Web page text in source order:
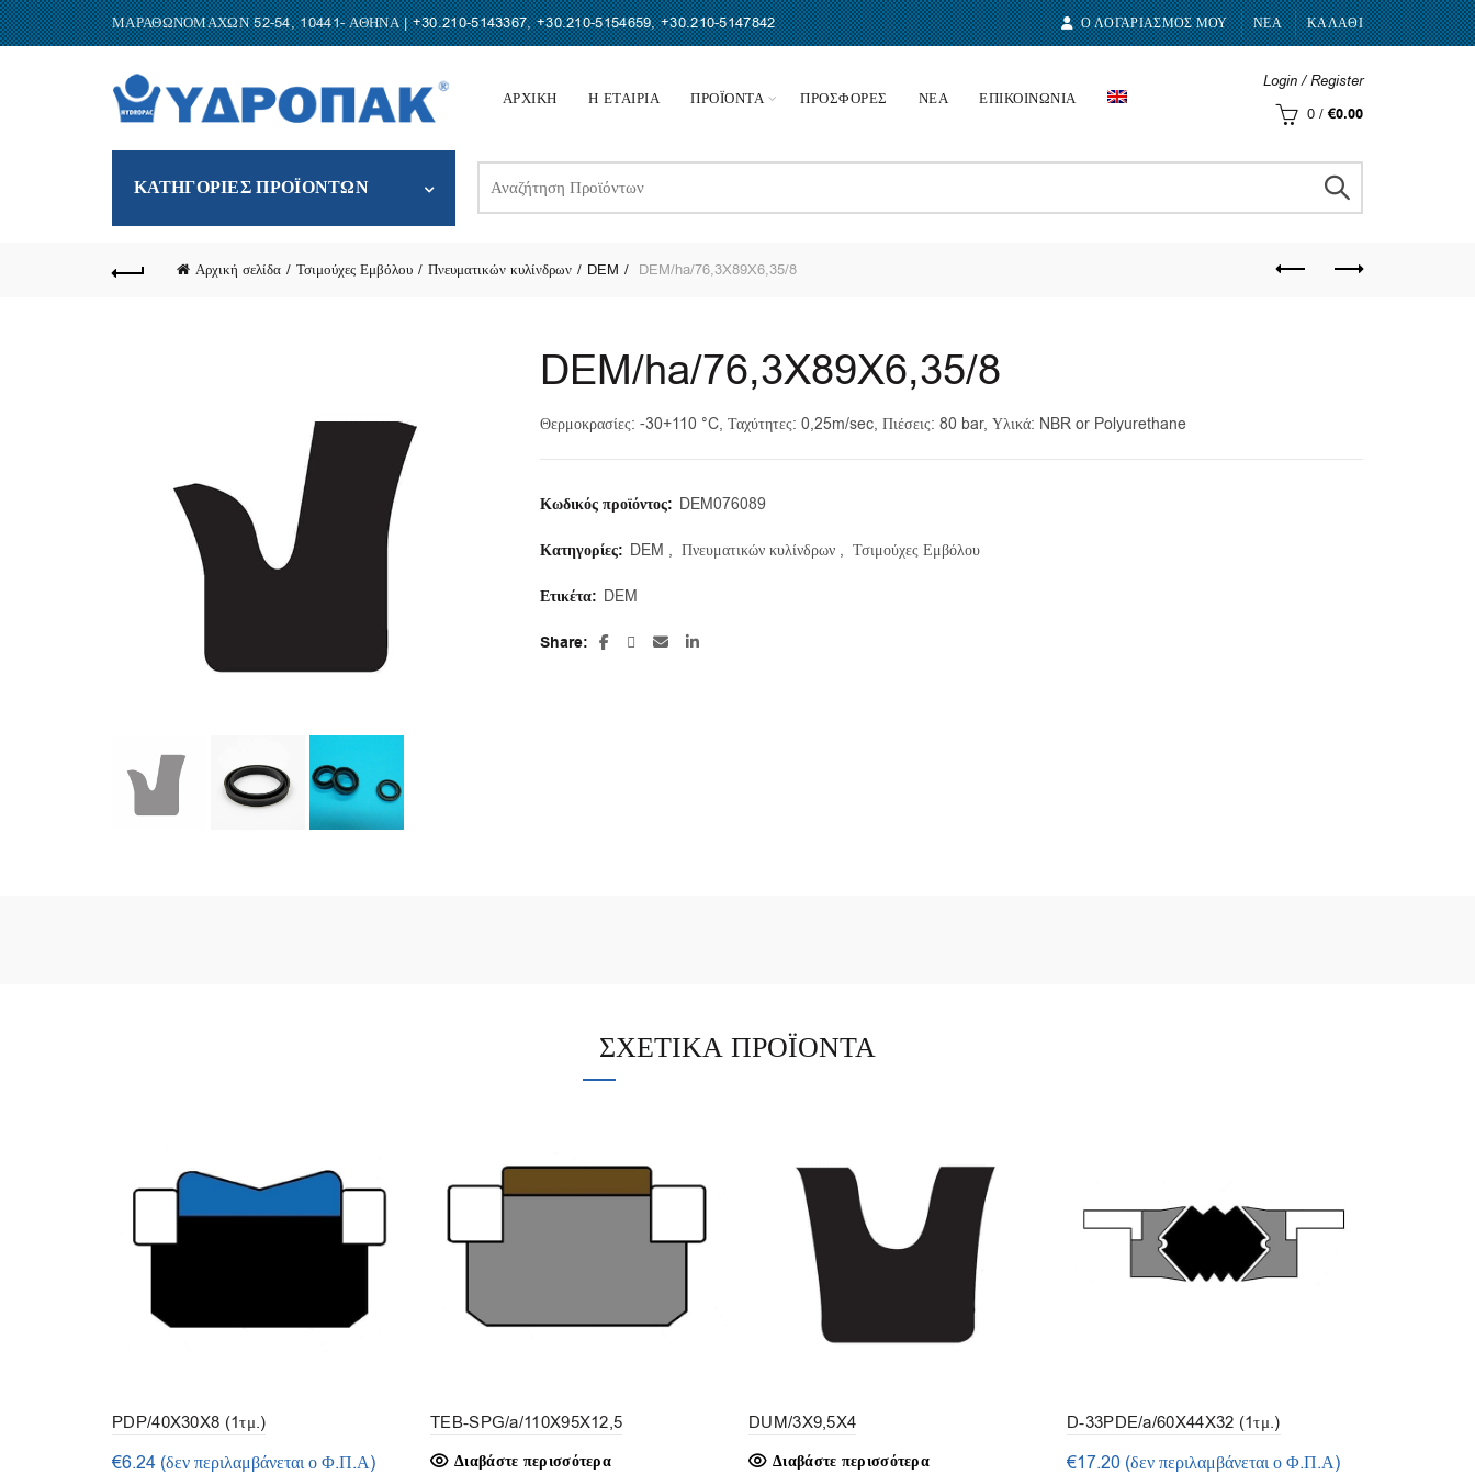
ΜΑΡΑΘΩΝΟΜΑΧΩΝ 52-54, 10441- ΑΘΗΝΑ |+30.210-5143367,+30.210-5154659,+30.210-5147842 Ο ΛΟΓΑΡΙΑΣΜΟΣ ΜΟΥ ΝΕΑ ΚΑΛΑΘΙ
ΑΡΧΙΚΗ Η ΕΤΑΙΡΙΑ ΠΡΟΪΟΝΤΑ ΠΡΟΣΦΟΡΕΣ ΝΕΑ ΕΠΙΚΟΙΝΩΝΙΑ
Login / Register
0 / €0.00
ΚΑΤΗΓΟΡΙΕΣ ΠΡΟΪΟΝΤΩΝ
for:
Αρχική σελίδα Τσιμούχες Εμβόλου Πνευματικών κυλίνδρων DEM DEM/ha/76,3X89X6,35/8
DEM/ha/76,3X89X6,35/8
Θερμοκρασίες: -30+110 °C, Ταχύτητες: 0,25m/sec, Πιέσεις: 80 bar, Υλικά: NBR or Polyurethane
Κωδικός προϊόντος: DEM076089
Κατηγορίες: DEM , Πνευματικών κυλίνδρων , Τσιμούχες Εμβόλου
Ετικέτα: DEM
Share
ΣΧΕΤΙΚΆ ΠΡΟΪΌΝΤΑ
PDP/40X30X8 (1τμ.)
€6.24 (δεν περιλαμβάνεται ο Φ.Π.Α)
TEB-SPG/a/110X95X12,5
Διαβάστε περισσότερα
DUM/3X9,5X4
Διαβάστε περισσότερα
D-33PDE/a/60X44X32 (1τμ.)
€17.20 (δεν περιλαμβάνεται ο Φ.Π.Α)